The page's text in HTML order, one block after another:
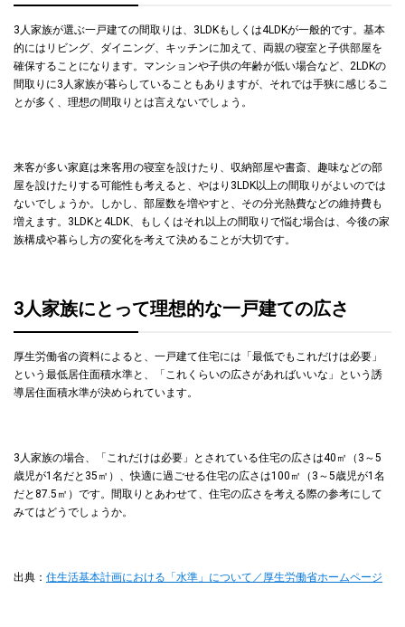
3人家族が選ぶ一戸建ての間取りは、3LDKもしくは4LDKが一般的です。基本
的にはリビング、ダイニング、キッチンに加えて、両親の寝室と子供部屋を
確保することになります。マンションや子供の年齢が低い場合など、2LDKの
間取りに3人家族が暮らしていることもありますが、それでは手狭に感じるこ
とが多く、理想の間取りとは言えないでしょう。
来客が多い家庭は来客用の寝室を設けたり、収納部屋や書斎、趣味などの部
屋を設けたりする可能性も考えると、やはり3LDK以上の間取りがよいのでは
ないでしょうか。しかし、部屋数を増やすと、その分光熱費などの維持費も
増えます。3LDKと4LDK、もしくはそれ以上の間取りで悩む場合は、今後の家
族構成や暮らし方の変化を考えて決めることが大切です。
3人家族にとって理想的な一戸建ての広さ
厚生労働省の資料によると、一戸建て住宅には「最低でもこれだけは必要」
という最低居住面積水準と、「これくらいの広さがあればいいな」という誘
導居住面積水準が決められています。
3人家族の場合、「これだけは必要」とされている住宅の広さは40㎡（3～5
歳児が1名だと35㎡）、快適に過ごせる住宅の広さは100㎡（3～5歳児が1名
だと87.5㎡）です。間取りとあわせて、住宅の広さを考える際の参考にして
みてはどうでしょうか。
出典： 住生活基本計画における「水準」について／厚生労働省ホームページ